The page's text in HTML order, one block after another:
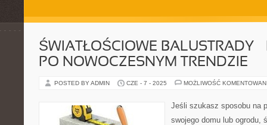
ŚWIATŁOŚCIOWE BALUSTRADY
PO NOWOCZESNYM TRENDZIE
POSTED BY ADMIN CZE - 7 - 2025 MOŻLIWOŚĆ
Jeśli szukasz sposobu na
swojego domu lub ogrodu,